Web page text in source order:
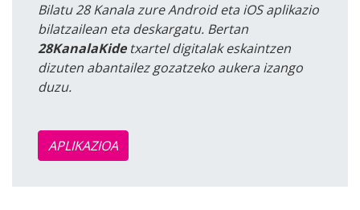
Bilatu 28 Kanala zure Android eta iOS aplikazio
bilatzailean eta deskargatu. Bertan
28KanalaKidetxartel digitalak eskaintzen
dizuten abantailez gozatzeko aukera izango
duzu.
APLIKAZIOA